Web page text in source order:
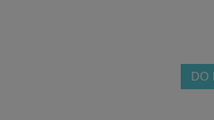
DO